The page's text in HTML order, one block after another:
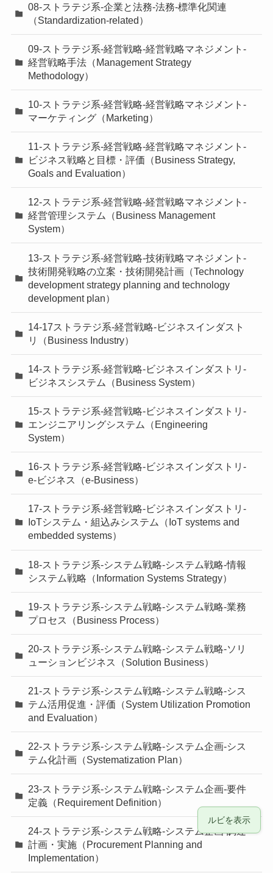
08-ストラテジ系-企業と法務-法務-標準化関連
（Standardization-related）
09-ストラテジ系-経営戦略-経営戦略マネジメント-
経営戦略手法（Management Strategy
Methodology）
10-ストラテジ系-経営戦略-経営戦略マネジメント-
マーケティング（Marketing）
11-ストラテジ系-経営戦略-経営戦略マネジメント-
ビジネス戦略と目標・評価（Business Strategy,
Goals and Evaluation）
12-ストラテジ系-経営戦略-経営戦略マネジメント-
経営管理システム（Business Management
System）
13-ストラテジ系-経営戦略-技術戦略マネジメント-
技術開発戦略の立案・技術開発計画（Technology
development strategy planning and technology
development plan）
14-17ストラテジ系-経営戦略-ビジネスインダスト
リ（Business Industry）
14-ストラテジ系-経営戦略-ビジネスインダストリ-
ビジネスシステム（Business System）
15-ストラテジ系-経営戦略-ビジネスインダストリ-
エンジニアリングシステム（Engineering
System）
16-ストラテジ系-経営戦略-ビジネスインダストリ-
e-ビジネス（e-Business）
17-ストラテジ系-経営戦略-ビジネスインダストリ-
IoTシステム・組込みシステム（IoT systems and
embedded systems）
18-ストラテジ系-システム戦略-システム戦略-情報
システム戦略（Information Systems Strategy）
19-ストラテジ系-システム戦略-システム戦略-業務
プロセス（Business Process）
20-ストラテジ系-システム戦略-システム戦略-ソリ
ューションビジネス（Solution Business）
21-ストラテジ系-システム戦略-システム戦略-シス
テム活用促進・評価（System Utilization Promotion
and Evaluation）
22-ストラテジ系-システム戦略-システム企画-シス
テム化計画（Systematization Plan）
23-ストラテジ系-システム戦略-システム企画-要件
定義（Requirement Definition）
24-ストラテジ系-システム戦略-システム企画-調達
計画・実施（Procurement Planning and
Implementation）
ルビを表示